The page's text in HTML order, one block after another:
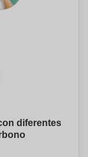
diferentes